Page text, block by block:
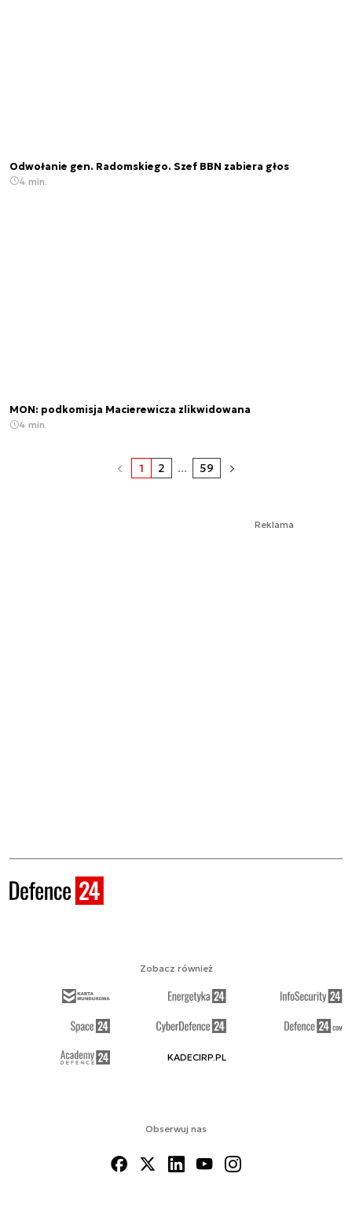
Odwołanie gen. Radomskiego. Szef BBN zabiera głos
4 min.
MON: podkomisja Macierewicza zlikwidowana
4 min.
1 2 ... 59
Reklama
Obserwuj nas
Zobacz również
KADECIRP.PL